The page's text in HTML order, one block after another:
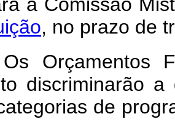
, no prazo de
Orçamentos
discriminarão
de